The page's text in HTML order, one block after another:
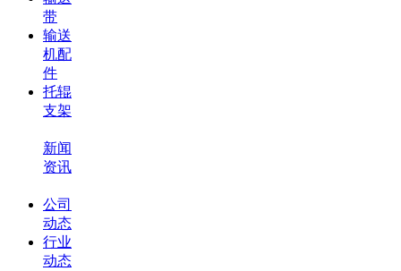
带
输送
机配
件
托辊
支架
新闻
资讯
公司
动态
行业
动态